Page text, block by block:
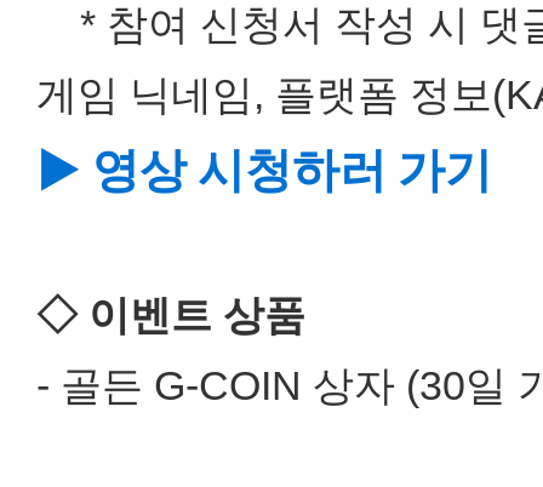
* 참여 신청서 작성 시 댓
게임 닉네임, 플랫폼 정보
▶ 영상 시청하러 가기
◇ 이벤트 상품
- 골든 G-COIN 상자 (30일